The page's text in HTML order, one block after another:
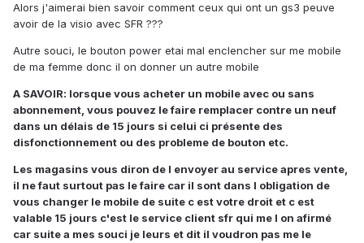
Alors j'aimerai bien savoir comment ceux qui ont un gs3 peuve
avoir de la visio avec SFR ???
Autre souci, le bouton power etai mal enclencher sur me mobile
de ma femme donc il on donner un autre mobile
A SAVOIR: lorsque vous acheter un mobile avec ou sans
abonnement, vous pouvez le faire remplacer contre un neuf
dans un délais de 15 jours si celui ci présente des
disfonctionnement ou des probleme de bouton etc.
Les magasins vous diron de l envoyer au service apres vente,
il ne faut surtout pas le faire car il sont dans l obligation de
vous changer le mobile de suite c est votre droit et c est
valable 15 jours c'est le service client sfr qui me l on afirmé
car suite a mes souci je leurs et dit il voudron pas me le